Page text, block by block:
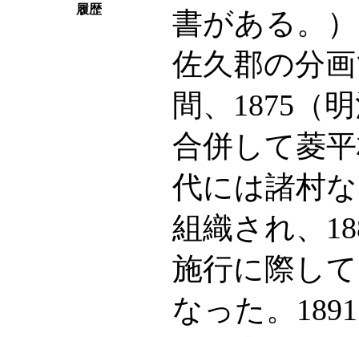
履歴
書がある。
佐久郡の分
間、1875（
合併して菱
代には諸村
組織され、
施行に際し
なった。